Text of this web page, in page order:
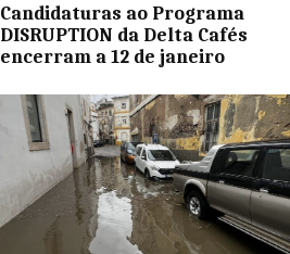
Candidaturas ao Programa
DISRUPTION da Delta Cafés
encerram a 12 de janeiro